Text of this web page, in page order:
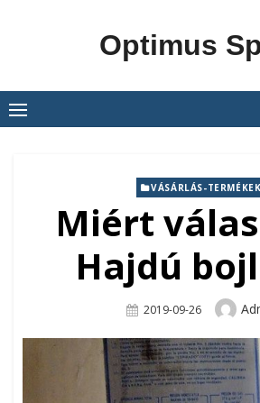
Optimus
VÁSÁRLÁS-TERMÉKEK
Miért
Hajdú
Posted
2019-09-26